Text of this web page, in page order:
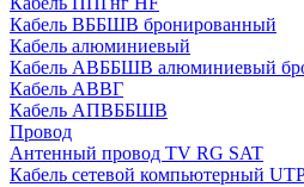
Кабель ВББШВ бронированный
Кабель алюминиевый
Кабель АВББШВ алюминиевый
Кабель АВВГ
Кабель АПВББШВ
Провод
Антенный провод TV RG SAT
Кабель сетевой компьютерный